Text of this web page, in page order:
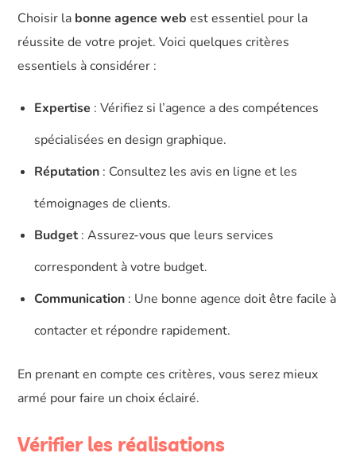
Choisir la bonne agence web est essentiel pour la
réussite de votre projet. Voici quelques critères
essentiels à considérer :
Expertise : Vérifiez si l’agence a des compétences
spécialisées en design graphique.
Réputation : Consultez les avis en ligne et les
témoignages de clients.
Budget: Assurez-vous que leurs services
correspondent à votre budget.
Communication : Une bonne agence doit être facile à
contacter et répondre rapidement.
En prenant en compte ces critères, vous serez mieux
armé pour faire un choix éclairé.
Vérifier les réalisations